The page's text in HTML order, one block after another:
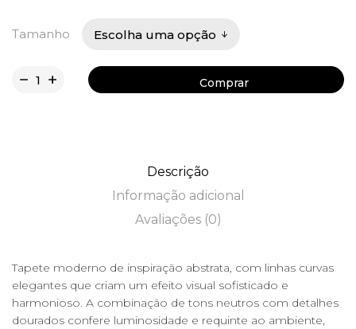
Tamanho
Comprar
Descrição
Informação adicional
Avaliações (0)
Tapete moderno de inspiração abstrata, com linhas curvas
elegantes que criam um efeito visual sofisticado e
harmonioso. A combinação de tons neutros com detalhes
dourados confere luminosidade e requinte ao ambiente,